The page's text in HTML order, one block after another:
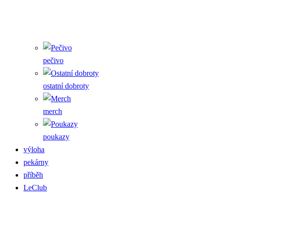
pečivo
ostatní dobroty
merch
poukazy
výloha
pekárny
příběh
LeClub